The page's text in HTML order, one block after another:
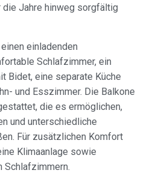
Jahre hinweg sorgfältig
einladenden
Schlafzimmer, ein
Bidet, eine separate Küche
und Esszimmer. Die Balkone
die es ermöglichen,
und unterschiedliche
Für zusätzlichen Komfort
Klimaanlage sowie
Schlafzimmern.
Cookies, um
um unsere Dienste zu
surfen, akzeptieren Sie deren
die Möglichkeit, seinen
auf Wunsch zu verhindern,
installiert wird, obwohl er
Schwierigkeiten beim
führen kann.
und Analyse des